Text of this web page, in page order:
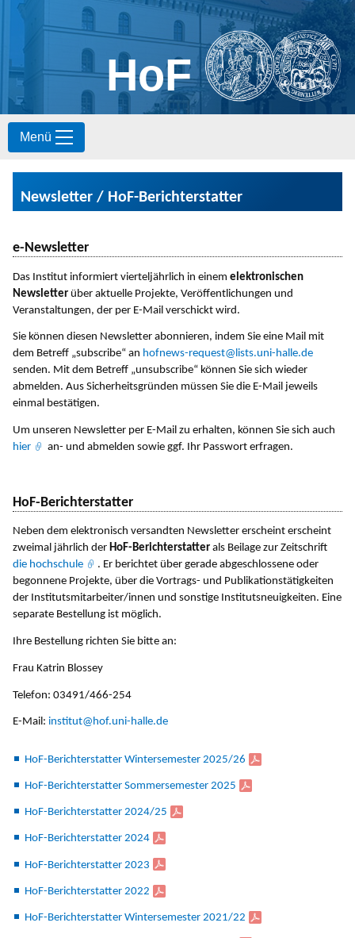
HoF
Menü
Newsletter / HoF-Berichterstatter
e-Newsletter
Das Institut informiert vierteljährlich in einem elektronischen
Newsletter über aktuelle Projekte, Veröffentlichungen und
Veranstaltungen, der per E-Mail verschickt wird.
Sie können diesen Newsletter abonnieren, indem Sie eine Mail mit
dem Betreff „subscribe“ an hofnews-request@lists.uni-halle.de
senden. Mit dem Betreff „unsubscribe“ können Sie sich wieder
abmelden. Aus Sicherheitsgründen müssen Sie die E-Mail jeweils
einmal bestätigen.
Um unseren Newsletter per E-Mail zu erhalten, können Sie sich auch
hier
an- und abmelden sowie ggf. Ihr Passwort erfragen.
HoF-Berichterstatter
Neben dem elektronisch versandten Newsletter erscheint erscheint
zweimal jährlich der HoF-Berichterstatter als Beilage zur Zeitschrift
die hochschule
. Er berichtet über gerade abgeschlossene oder
begonnene Projekte, über die Vortrags- und Publikationstätigkeiten
der Institutsmitarbeiter/innen und sonstige Institutsneuigkeiten. Eine
separate Bestellung ist möglich.
Ihre Bestellung richten Sie bitte an:
Frau Katrin Blossey
Telefon: 03491/466-254
E-Mail: institut@hof.uni-halle.de
HoF-Berichterstatter Wintersemester 2025/26
HoF-Berichterstatter Sommersemester 2025
HoF-Berichterstatter 2024/25
HoF-Berichterstatter 2024
HoF-Berichterstatter 2023
HoF-Berichterstatter 2022
HoF-Berichterstatter Wintersemester 2021/22